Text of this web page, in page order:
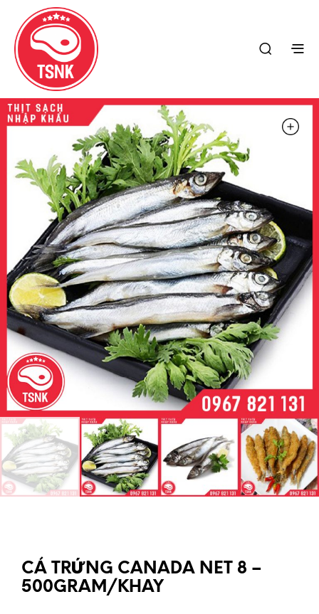
CÁ TRỨNG CANADA NET 8 –
500GRAM/KHAY